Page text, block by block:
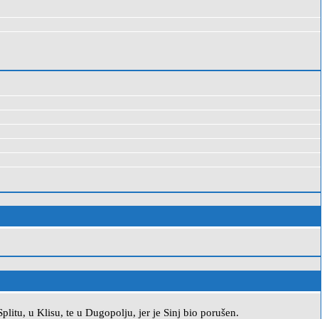
u Klisu, te u Dugopolju, jer je Sinj bio porušen.